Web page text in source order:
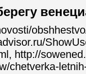
http://
chetverka-